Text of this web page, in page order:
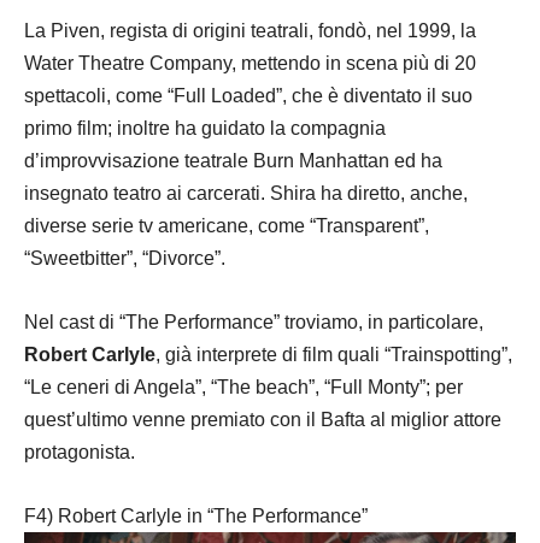
La Piven, regista di origini teatrali, fondò, nel 1999, la
Water Theatre Company, mettendo in scena più di 20
spettacoli, come “Full Loaded”, che è diventato il suo
primo film; inoltre ha guidato la compagnia
d’improvvisazione teatrale Burn Manhattan ed ha
insegnato teatro ai carcerati. Shira ha diretto, anche,
diverse serie tv americane, come “Transparent”,
“Sweetbitter”, “Divorce”.
Nel cast di “The Performance” troviamo, in particolare,
Robert Carlyle, già interprete di film quali “Trainspotting”,
“Le ceneri di Angela”, “The beach”, “Full Monty”; per
quest’ultimo venne premiato con il Bafta al miglior attore
protagonista.
F4) Robert Carlyle in “The Performance”